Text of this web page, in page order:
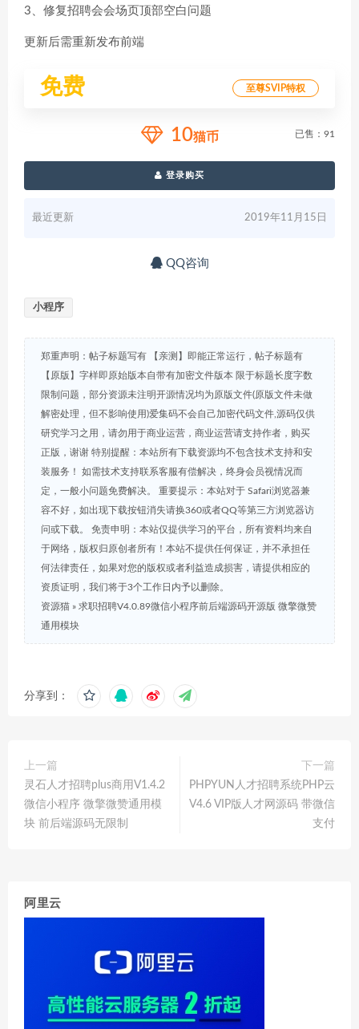
3、修复招聘会会场页顶部空白问题
更新后需重新发布前端
免费 至尊SVIP特权
10猫币 已售：91
登录购买
最近更新 2019年11月15日
QQ咨询
小程序
郑重声明：帖子标题写有 【亲测】即能正常运行，帖子标题有
【原版】字样即原始版本自带有加密文件版本 限于标题长度字数
限制问题，部分资源未注明开源情况均为原版文件(原版文件未做
解密处理，但不影响使用)爱集码不会自己加密代码文件,源码仅供
研究学习之用，请勿用于商业运营，商业运营请支持作者，购买
正版，谢谢 特别提醒：本站所有下载资源均不包含技术支持和安
装服务！ 如需技术支持联系客服有偿解决，终身会员视情况而
定，一般小问题免费解决。 重要提示：本站对于 Safari浏览器兼
容不好，如出现下载按钮消失请换360或者QQ等第三方浏览器访
问或下载。 免责申明：本站仅提供学习的平台，所有资料均来自
于网络，版权归原创者所有！本站不提供任何保证，并不承担任
何法律责任，如果对您的版权或者利益造成损害，请提供相应的
资质证明，我们将于3个工作日内予以删除。
资源猫 » 求职招聘V4.0.89微信小程序前后端源码开源版 微擎微赞
通用模块
分享到：
上一篇
灵石人才招聘plus商用V1.4.2
微信小程序 微擎微赞通用模
块 前后端源码无限制
下一篇
PHPYUN人才招聘系统PHP云
V4.6 VIP版人才网源码 带微信
支付
阿里云